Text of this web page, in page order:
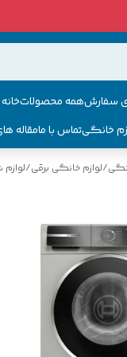
سفارشهمه محصولات
خانگیتماس با مامقاله
/لوازم خانگی برقی/